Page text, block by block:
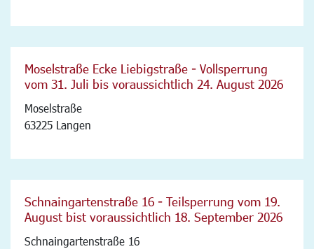
Moselstraße Ecke Liebigstraße - Vollsperrung
vom 31. Juli bis voraussichtlich 24. August 2026
Moselstraße
63225 Langen
Schnaingartenstraße 16 - Teilsperrung vom 19.
August bist voraussichtlich 18. September 2026
Schnaingartenstraße 16